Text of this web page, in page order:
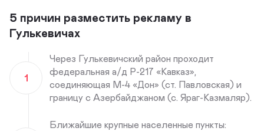
5 причин разместить рекламу в
Гулькевичах
1
Через Гулькевичский район проходит
федеральная а/д Р-217 «Кавказ»,
соединяющая М-4 «Дон» (ст. Павловская) и
границу с Азербайджаном (с. Яраг-Казмаляр).
Ближайшие крупные населенные пункты: